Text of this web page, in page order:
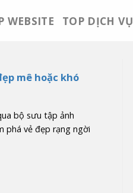
WEBSITE TOP DỊCH VỤ
mê hoặc khó
bộ sưu tập ảnh
phá vẻ đẹp rạng ngời